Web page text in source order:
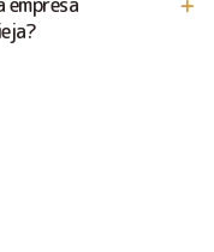
empresa